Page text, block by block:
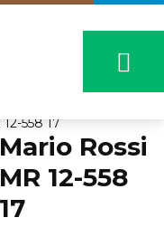
558 17
Mario Rossi
MR 12-558
17